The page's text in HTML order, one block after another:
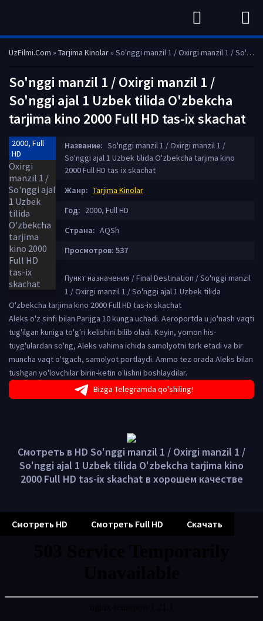
UzFilmi.Com » Tarjima Kinolar» So'nggi manzil 1 / Oxirgi manzil 1 / So'nggi ajal 1 Uzbek tilida O'zbekcha tarjima kino 2000 Full HD tas-ix skachat
So'nggi manzil 1 / Oxirgi manzil 1 /
So'nggi ajal 1 Uzbek tilida O'zbekcha
tarjima kino 2000 Full HD tas-ix skachat
2000, Full
HD
Название: So'nggi manzil 1 / Oxirgi manzil 1 /
So'nggi ajal 1 Uzbek tilida O'zbekcha tarjima kino
2000 Full HD tas-ix skachat
Жанр: Tarjima Kinolar
Год: 2000, Full HD
Страна: AQSh
Просмотров: 537
Пункт назначения / Final Destination / So'nggi manzil
1 / Oxirgi manzil 1 / So'nggi ajal 1 Uzbek tilida
O'zbekcha tarjima kino 2000 Full HD tas-ix skachat
Aleks o'z sinfi bilan Parijga 10 kunga uchadi. Aeroportda u jo'nash vaqti
tug'ilgan kuniga to'g'ri kelishini bilib oladi. Keyin, yomon his-
tuyg'ulardan so'ng, Aleks vahima ichida samolyotni tark etadi va bir
muncha vaqt o'tgach, samolyot portlaydi. Ammo tez orada Aleks bilan
tushgan yo'lovchilar birin-ketin o'lishni boshlaydilar.
Bizga Telegramda qo'shiling!
Смотреть в HD So'nggi manzil 1 / Oxirgi manzil 1 /
So'nggi ajal 1 Uzbek tilida O'zbekcha tarjima kino
2000 Full HD tas-ix skachat в хорошем качестве
Смотреть HD Смотреть Full HD Скачать